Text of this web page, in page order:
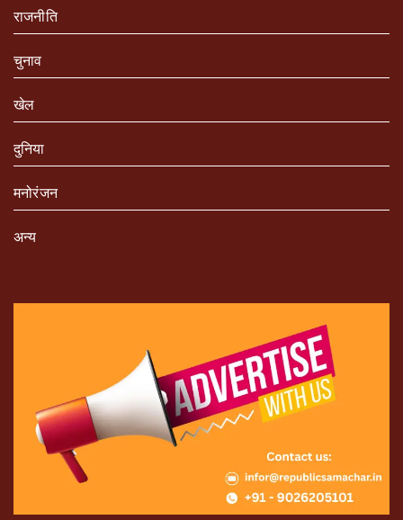
राजनीति
चुनाव
खेल
दुनिया
मनोरंजन
अन्य